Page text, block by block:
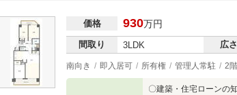
価格 930万円
間取り 3LDK 広さ
南向き 即入居可 所有権 管理人常駐 2
〇建築・住宅ローンの